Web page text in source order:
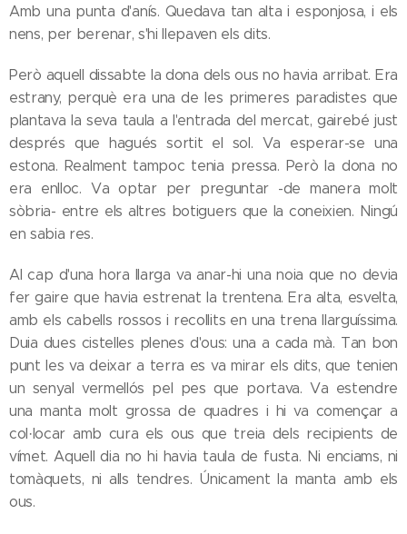
Amb una punta d'anís. Quedava tan alta i esponjosa, i els
nens, per berenar, s'hi llepaven els dits.
Però aquell dissabte la dona dels ous no havia arribat. Era
estrany, perquè era una de les primeres paradistes que
plantava la seva taula a l'entrada del mercat, gairebé just
després que hagués sortit el sol. Va esperar-se una
estona. Realment tampoc tenia pressa. Però la dona no
era enlloc. Va optar per preguntar -de manera molt
sòbria- entre els altres botiguers que la coneixien. Ningú
en sabia res.
Al cap d'una hora llarga va anar-hi una noia que no devia
fer gaire que havia estrenat la trentena. Era alta, esvelta,
amb els cabells rossos i recollits en una trena llarguíssima.
Duia dues cistelles plenes d'ous: una a cada mà. Tan bon
punt les va deixar a terra es va mirar els dits, que tenien
un senyal vermellós pel pes que portava. Va estendre
una manta molt grossa de quadres i hi va començar a
col·locar amb cura els ous que treia dels recipients de
vímet. Aquell dia no hi havia taula de fusta. Ni enciams, ni
tomàquets, ni alls tendres. Únicament la manta amb els
ous.